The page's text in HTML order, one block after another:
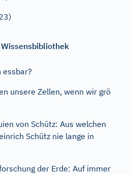
essbar?
unsere Zellen, wenn wir grö
von Schütz: Aus welchen
Schütz nie lange in
der Erde: Auf immer